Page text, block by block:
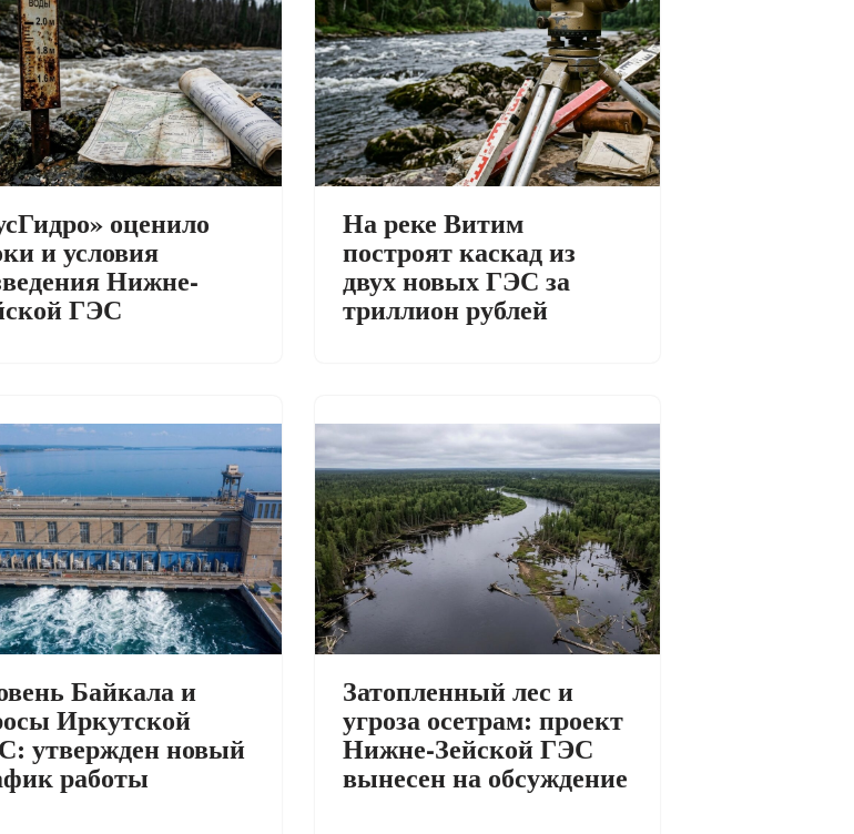
оценило
и условия
Нижне-
ГЭС
На реке Витим
построят каскад из
двух новых ГЭС за
триллион рублей
Байкала и
Иркутской
утвержден новый
работы
Затопленный лес и
угроза осетрам: проект
Нижне-Зейской ГЭС
вынесен на обсуждение